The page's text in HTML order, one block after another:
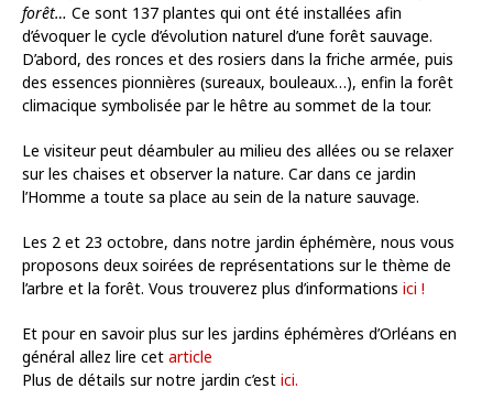
forêt… Ce sont 137 plantes qui ont été installées afin
d’évoquer le cycle d’évolution naturel d’une forêt sauvage.
D’abord, des ronces et des rosiers dans la friche armée, puis
des essences pionnières (sureaux, bouleaux…), enfin la forêt
climacique symbolisée par le hêtre au sommet de la tour.
Le visiteur peut déambuler au milieu des allées ou se relaxer
sur les chaises et observer la nature. Car dans ce jardin
l’Homme a toute sa place au sein de la nature sauvage.
Les 2 et 23 octobre, dans notre jardin éphémère, nous vous
proposons deux soirées de représentations sur le thème de
l’arbre et la forêt. Vous trouverez plus d’informations ici !
Et pour en savoir plus sur les jardins éphémères d’Orléans en
général allez lire cet article
Plus de détails sur notre jardin c’est ici.